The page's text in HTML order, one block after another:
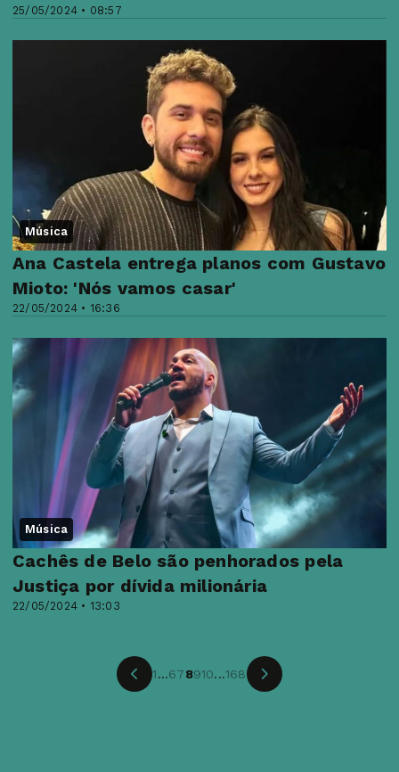
25/05/2024 • 08:57
Música
22/05/2024 • 16:36
Ana Castela entrega planos com Gustavo
Mioto: 'Nós vamos casar'
Música
22/05/2024 • 13:03
Cachês de Belo são penhorados pela
Justiça por dívida milionária
1...678910...168